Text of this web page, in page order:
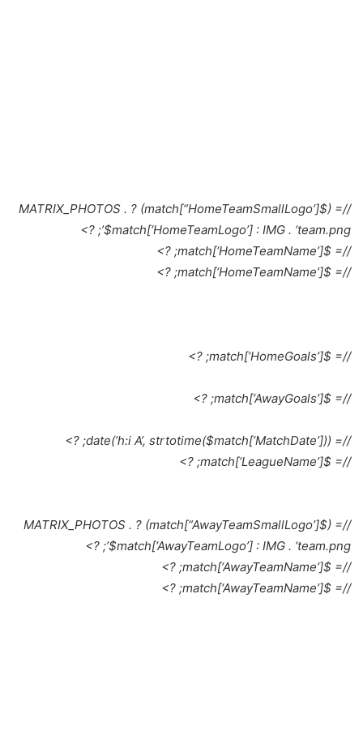
//= ($match[“HomeTeamSmallLogo’]) ? MATRIX_PHOTOS .
$match[‘HomeTeamLogo’] : IMG . ‘team.png’; ?>
//= $match[‘HomeTeamName’]; ?>
//= $match[‘HomeTeamName’]; ?>
//= $match[‘HomeGoals’]; ?>
//= $match[‘AwayGoals’]; ?>
//= date(‘h:i A’, strtotime($match[‘MatchDate’])); ?>
//= $match[‘LeagueName’]; ?>
//= ($match[“AwayTeamSmallLogo’]) ? MATRIX_PHOTOS .
$match[‘AwayTeamLogo’] : IMG . ‘team.png’; ?>
//= $match[‘AwayTeamName’]; ?>
//= $match[‘AwayTeamName’]; ?>